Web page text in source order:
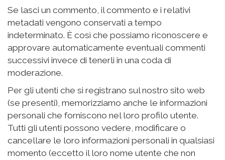
Se lasci un commento, il commento e i relativi
metadati vengono conservati a tempo
indeterminato. È così che possiamo riconoscere e
approvare automaticamente eventuali commenti
successivi invece di tenerli in una coda di
moderazione.
Per gli utenti che si registrano sul nostro sito web
(se presenti), memorizziamo anche le informazioni
personali che forniscono nel loro profilo utente.
Tutti gli utenti possono vedere, modificare o
cancellare le loro informazioni personali in qualsiasi
momento (eccetto il loro nome utente che non